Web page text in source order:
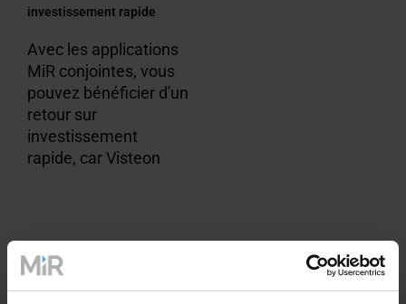
investissement rapide
Avec les applications
MiR conjointes, vous
pouvez bénéficier d'un
retour sur
investissement
rapide, car Visteon